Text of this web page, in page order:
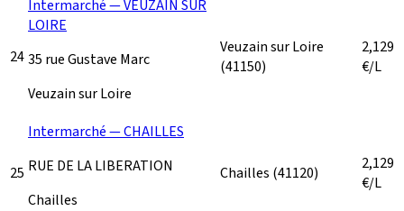
24
Intermarché — VEUZAIN SUR
LOIRE
35 rue Gustave Marc
Veuzain sur Loire
Veuzain sur Loire
(41150)
2,129
€/L
25
Intermarché — CHAILLES
RUE DE LA LIBERATION
Chailles
Chailles (41120)
2,129
€/L